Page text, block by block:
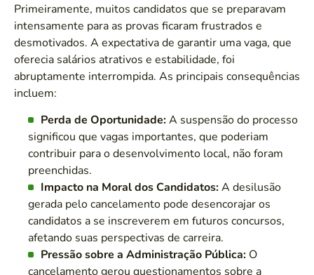
Primeiramente, muitos candidatos que se preparavam
intensamente para as provas ficaram frustrados e
desmotivados. A expectativa de garantir uma vaga, que
oferecia salários atrativos e estabilidade, foi
abruptamente interrompida. As principais consequências
incluem:
Perda de Oportunidade:A suspensão do processo
significou que vagas importantes, que poderiam
contribuir para o desenvolvimento local, não foram
preenchidas.
Impacto na Moral dos Candidatos:A desilusão
gerada pelo cancelamento pode desencorajar os
candidatos a se inscreverem em futuros concursos,
afetando suas perspectivas de carreira.
Pressão sobre a Administração Pública: O
cancelamento gerou questionamentos sobre a